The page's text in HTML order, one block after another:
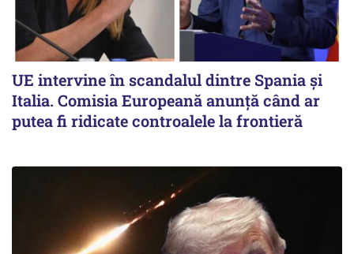
UE intervine în scandalul dintre Spania și
Italia. Comisia Europeană anunță când ar
putea fi ridicate controalele la frontieră